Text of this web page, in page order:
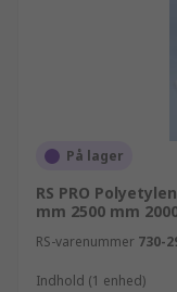
På lager
RS PRO
mm 2500 mm
RS-varenummer 730-
Indhold (1 enhed)